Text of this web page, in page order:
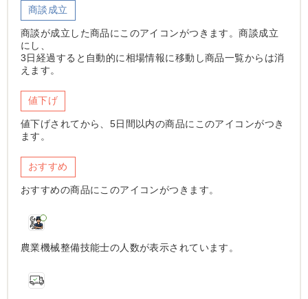
商談成立
商談が成立した商品にこのアイコンがつきます。商談成立
にし、
3日経過すると自動的に相場情報に移動し商品一覧からは消
えます。
値下げ
値下げされてから、5日間以内の商品にこのアイコンがつき
ます。
おすすめ
おすすめの商品にこのアイコンがつきます。
農業機械整備技能士の人数が表示されています。